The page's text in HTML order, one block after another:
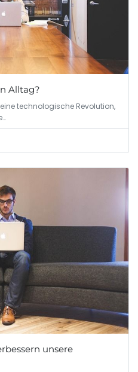
Alltag?
technologische Revolution,
unsere